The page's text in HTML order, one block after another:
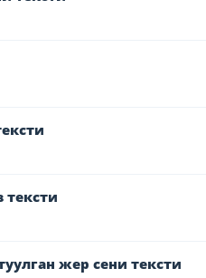
жер сени тексти